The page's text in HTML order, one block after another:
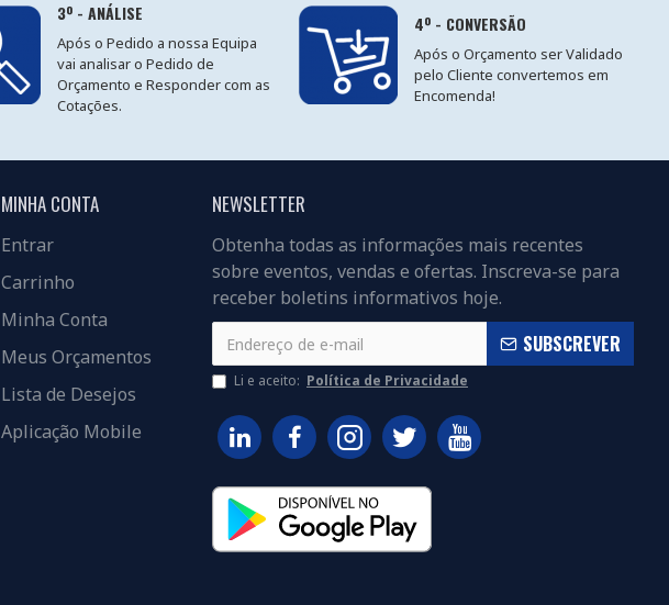
3º - ANÁLISE
Após o Pedido a nossa Equipa
vai analisar o Pedido de
Orçamento e Responder com as
Cotações.
4º - CONVERSÃO
Após o Orçamento ser Validado
pelo Cliente convertemos em
Encomenda!
MINHA CONTA
Entrar
Carrinho
Minha Conta
Meus Orçamentos
Lista de Desejos
Aplicação Mobile
NEWSLETTER
Obtenha todas as informações mais recentes
sobre eventos, vendas e ofertas. Inscreva-se para
receber boletins informativos hoje.
SUBSCREVER
Li e aceito: Política de Privacidade